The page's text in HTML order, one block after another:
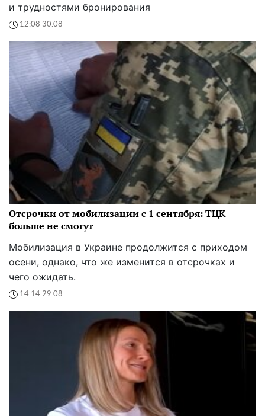
и трудностями бронирования
12:08 30.08
Отсрочки от мобилизации с 1 сентября: ТЦК
больше не смогут
Мобилизация в Украине продолжится с приходом
осени, однако, что же изменится в отсрочках и
чего ожидать.
14:14 29.08